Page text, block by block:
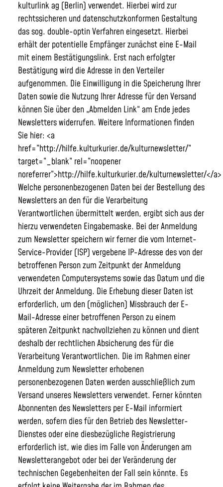
kulturlink ag (Berlin) verwendet. Hierbei wird zur
rechtssicheren und datenschutzkonformen Gestaltung
das sog. double-optin Verfahren eingesetzt. Hierbei
erhält der potentielle Empfänger zunächst eine E-Mail
mit einem Bestätigungslink. Erst nach erfolgter
Bestätigung wird die Adresse in den Verteiler
aufgenommen. Die Einwilligung in die Speicherung Ihrer
Daten sowie die Nutzung Ihrer Adresse für den Versand
können Sie über den „Abmelden Link“ am Ende jedes
Newsletters widerrufen. Weitere Informationen finden
Sie hier: <a
href=”http://hilfe.kulturkurier.de/kulturnewsletter/”
target=”_blank” rel=”noopener
noreferrer”>http://hilfe.kulturkurier.de/kulturnewsletter/</a>
Welche personenbezogenen Daten bei der Bestellung des
Newsletters an den für die Verarbeitung
Verantwortlichen übermittelt werden, ergibt sich aus der
hierzu verwendeten Eingabemaske. Bei der Anmeldung
zum Newsletter speichern wir ferner die vom Internet-
Service-Provider (ISP) vergebene IP-Adresse des von der
betroffenen Person zum Zeitpunkt der Anmeldung
verwendeten Computersystems sowie das Datum und die
Uhrzeit der Anmeldung. Die Erhebung dieser Daten ist
erforderlich, um den (möglichen) Missbrauch der E-
Mail-Adresse einer betroffenen Person zu einem
späteren Zeitpunkt nachvollziehen zu können und dient
deshalb der rechtlichen Absicherung des für die
Verarbeitung Verantwortlichen. Die im Rahmen einer
Anmeldung zum Newsletter erhobenen
personenbezogenen Daten werden ausschließlich zum
Versand unseres Newsletters verwendet. Ferner könnten
Abonnenten des Newsletters per E-Mail informiert
werden, sofern dies für den Betrieb des Newsletter-
Dienstes oder eine diesbezügliche Registrierung
erforderlich ist, wie dies im Falle von Änderungen am
Newsletterangebot oder bei der Veränderung der
technischen Gegebenheiten der Fall sein könnte. Es